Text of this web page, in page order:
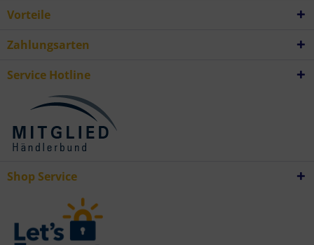
Vorteile
Zahlungsarten
Service Hotline
Shop Service
Verwendung reduzierter Daten zur Auswahl von Inhalten
Verwendung genauer Standortdaten
Endgeräteeigenschaften zur Identifikation aktiv abfragen